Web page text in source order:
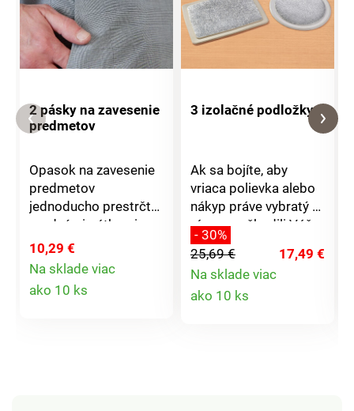
2 pásky na zavesenie
predmetov
Opasok na zavesenie
predmetov
jednoducho prestrčte
prednými pútkami na
opasku, zapnite a
bude Vám perfektne
sedieť. Žiadna spona
neprekáža a nič nie je
10,29 €
Na sklade viac
ako 10 ks
3 izolačné podložky
Ak sa bojíte, aby
vriaca polievka alebo
nákyp práve vybratý z
rúry nepoškodili Váš
krásny drevený stôl,
odporúčame Vám
tieto tepelne odolné
podložky. Jednoduchá
- 30%
25,69 €
17,49 €
Na sklade viac
ako 10 ks